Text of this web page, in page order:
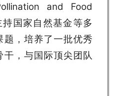
and Food
国家自然基金等多
，培养了一批优秀
干，与国际顶尖团队